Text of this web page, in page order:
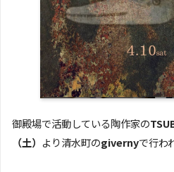
御殿場で活動している陶作家の
（土） より清水町のgivernyで行わ